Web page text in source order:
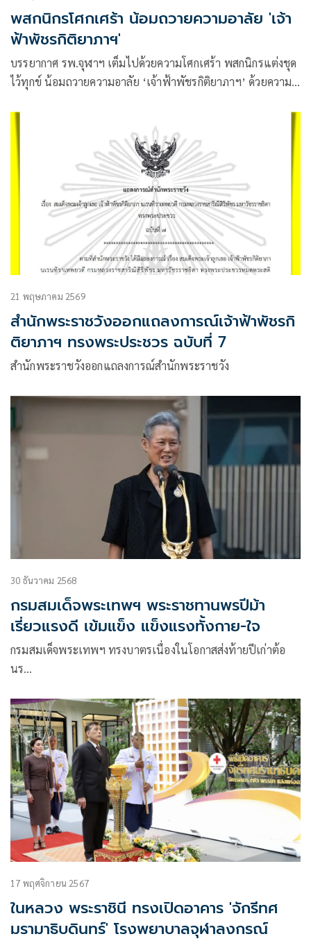
พสกนิกรโศกเศร้า น้อมถวายความอาลัย 'เจ้า
ฟ้าพัชรกิติยาภาฯ'
บรรยากาศ รพ.จุฬาฯ เต็มไปด้วยความโศกเศร้า พสกนิกรแต่งชุด
ไว้ทุกข์ น้อมถวายความอาลัย ‘เจ้าฟ้าพัชรกิติยาภาฯ’ ด้วยความ
21 พฤษภาคม 2569
สำนักพระราชวังออกแถลงการณ์เจ้าฟ้าพัชรกิ
ติยาภาฯ ทรงพระประชวร ฉบับที่ 7
สำนักพระราชวังออกแถลงการณ์สำนักพระราชวัง
30 ธันวาคม 2568
กรมสมเด็จพระเทพฯ พระราชทานพรปีม้า
เรี่ยวแรงดี เข้มแข็ง แข็งแรงทั้งกาย-ใจ
กรมสมเด็จพระเทพฯ ทรงบาตรเนื่องในโอกาสส่งท้ายปีเก่าต้อ
นร…
17 พฤศจิกายน 2567
ในหลวง พระราชินี ทรงเปิดอาคาร 'จักรีทศ
มรามาธิบดินทร์' โรงพยาบาลจุฬาลงกรณ์